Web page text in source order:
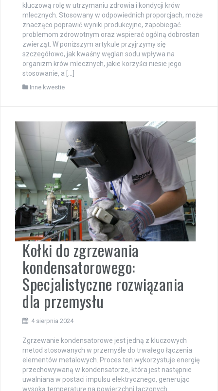
kluczową rolę w utrzymaniu zdrowia i kondycji krów
mlecznych. Stosowany w odpowiednich proporcjach, może
znacząco poprawić wyniki produkcyjne, zapobiegać
problemom zdrowotnym oraz wspierać ogólną dobrostan
zwierząt. W poniższym artykule przyjrzymy się
szczegółowo, jak kwaśny węglan sodu wpływa na
organizm krów mlecznych, jakie korzyści niesie jego
stosowanie, a […]
Inne kwestie
Kołki do zgrzewania
kondensatorowego:
Specjalistyczne rozwiązania
dla przemysłu
4 sierpnia 2024
Zgrzewanie kondensatorowe jest jedną z kluczowych
metod stosowanych w przemyśle do trwałego łączenia
elementów metalowych. Proces ten wykorzystuje energię
przechowywaną w kondensatorze, która jest następnie
uwalniana w postaci impulsu elektrycznego, generując
wysoką temperaturę na powierzchni łączonych